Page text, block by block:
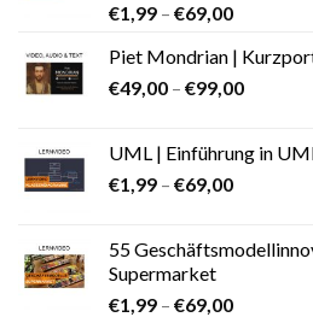
€1,99 – €69,00
Piet Mondrian |
€49,00 – €99,00
UML | Einführung in
€1,99 – €69,00
55
Supermarket
€1,99 – €69,00